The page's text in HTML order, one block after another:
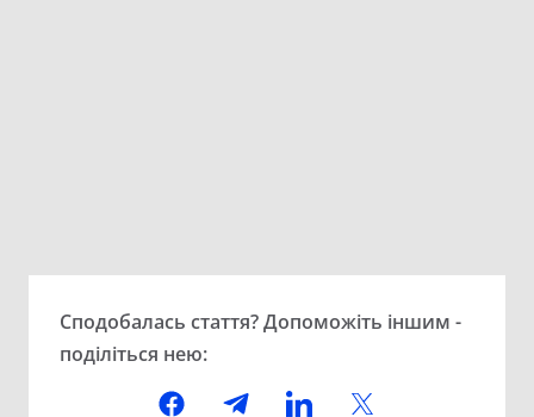
Сподобалась стаття? Допоможіть іншим -
поділіться нею: